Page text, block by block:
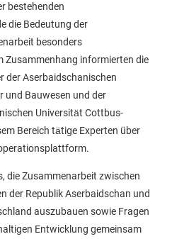
bestehenden
die Bedeutung der
besonders
Zusammenhang informierten die
der Aserbaidschanischen
und Bauwesen und der
Universität Cottbus-
Bereich tätige Experten über
die Zusammenarbeit zwischen
der Republik Aserbaidschan und
auszubauen sowie Fragen
Entwicklung gemeinsam